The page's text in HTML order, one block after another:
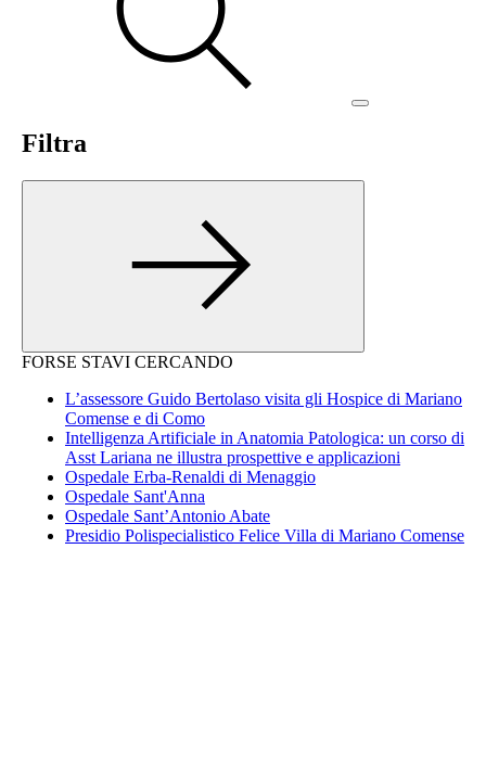
Filtra
FORSE STAVI CERCANDO
L’assessore Guido Bertolaso visita gli Hospice di Mariano
Comense e di Como
Intelligenza Artificiale in Anatomia Patologica: un corso di
Asst Lariana ne illustra prospettive e applicazioni
Ospedale Erba-Renaldi di Menaggio
Ospedale Sant'Anna
Ospedale Sant’Antonio Abate
Presidio Polispecialistico Felice Villa di Mariano Comense